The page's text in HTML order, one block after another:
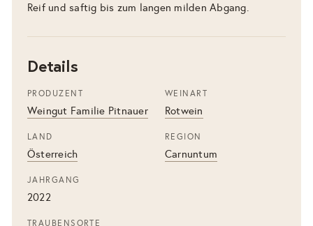
Reif und saftig bis zum langen milden Abgang.
Details
PRODUZENT
Weingut Familie Pitnauer
WEINART
Rotwein
LAND
Österreich
REGION
Carnuntum
JAHRGANG
2022
TRAUBENSORTE